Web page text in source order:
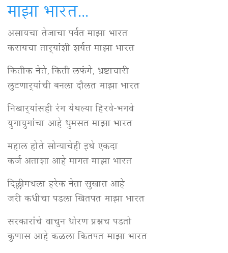
माझा भारत...
असायचा तेजाचा पर्वत माझा भारत
करायचा तार्‍यांशी शर्यत माझा भारत
कितीक नेते, किती लफंगे, भ्रष्टाचारी
लुटणार्‍यांची बनला दौलत माझा भारत
निखार्‍यांसही रंग येथल्या हिरवे-भगवे
युगायुगांचा आहे धुमसत माझा भारत
महाल होते सोन्याचेही इथे एकदा
कर्ज अताशा आहे मागत माझा भारत
दिल्लीमधला हरेक नेता सुखात आहे
जरी कधीचा पडला खितपत माझा भारत
सरकारांचे वाचुन धोरण प्रश्नच पडतो
कुणास आहे कळला कितपत माझा भारत